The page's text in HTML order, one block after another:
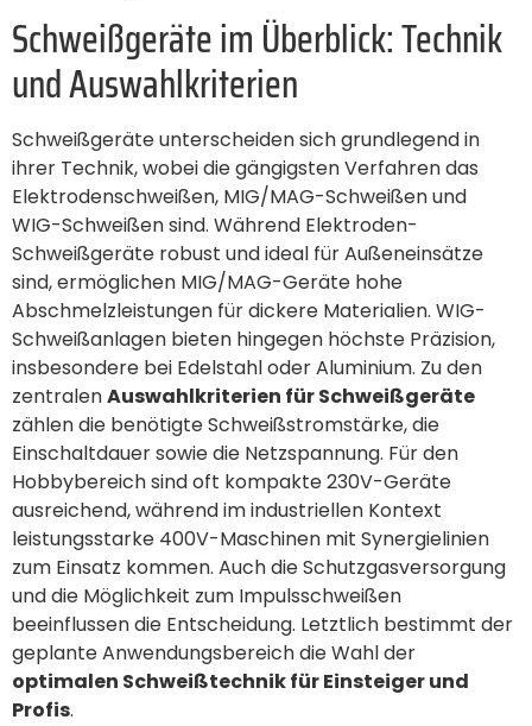
Schweißgeräte im Überblick: Technik
und Auswahlkriterien
Schweißgeräte unterscheiden sich grundlegend in
ihrer Technik, wobei die gängigsten Verfahren das
Elektrodenschweißen, MIG/MAG-Schweißen und
WIG-Schweißen sind. Während Elektroden-
Schweißgeräte robust und ideal für Außeneinsätze
sind, ermöglichen MIG/MAG-Geräte hohe
Abschmelzleistungen für dickere Materialien. WIG-
Schweißanlagen bieten hingegen höchste Präzision,
insbesondere bei Edelstahl oder Aluminium. Zu den
zentralenAuswahlkriterien für Schweißgeräte
zählen die benötigte Schweißstromstärke, die
Einschaltdauer sowie die Netzspannung. Für den
Hobbybereich sind oft kompakte 230V-Geräte
ausreichend, während im industriellen Kontext
leistungsstarke 400V-Maschinen mit Synergielinien
zum Einsatz kommen. Auch die Schutzgasversorgung
und die Möglichkeit zum Impulsschweißen
beeinflussen die Entscheidung. Letztlich bestimmt der
geplante Anwendungsbereich die Wahl der
optimalen Schweißtechnik für Einsteiger und
Profis.